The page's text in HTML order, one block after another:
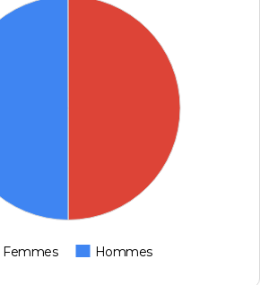
Femmes Hommes